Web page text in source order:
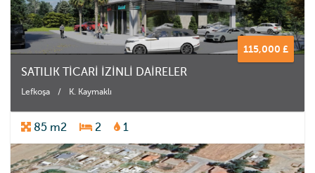
115,000 £
SATILIK TİCARİ İZİNLİ DAİRELER
Lefkoşa / K. Kaymaklı
85 m2 2 1